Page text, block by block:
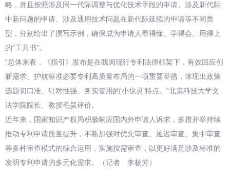
略，并且按照涉及同一代际调整与优化技术手段的申请、涉及新代际
中新问题的申请、涉及通用技术问题在新代际延续的申请等不同类
型，分别给出了撰写示例，确保成为申请人看得懂、学得会、用得上
的“工具书”。
“总体来看，《指引》发布是在我国现行专利法律框架下，有效回应创
新需求、护航标准必要专利高质量布局的一项重要举措，体现出政策
选题切口准、针对性强、务实管用的‘小快灵’特点。”北京科技大学文
法学院院长、教授毛昊评价。
近年来，国家知识产权局积极响应国内外申请人诉求，多措并举持续
推动专利申请质量提升，不断加强对优先审查、延迟审查、集中审查
等多种审查模式的综合运用，实施按需审查，以更好满足涉及标准的
发明专利申请的多元化需求。（记者 李杨芳）